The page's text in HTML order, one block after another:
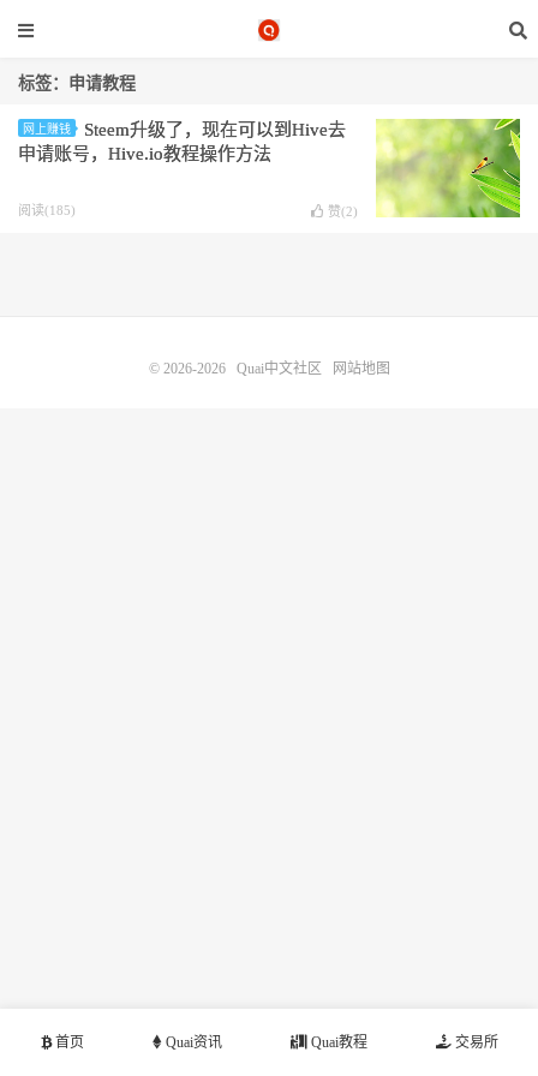
标签：申请教程
网上赚钱
Steem升级了，现在可以到Hive去
申请账号，Hive.io教程操作方法
阅读(185) 赞(2)
首页 Quai资讯 Quai教程 交易所
© 2026-2026 Quai中文社区 网站地图